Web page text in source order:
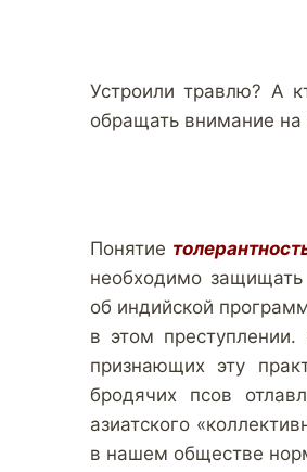
Устроили травлю? А
обращать внимание
Понятие
необходимо
об индийской
в этом
признающих эту
бродячих псов
азиатского
в нашем обществе